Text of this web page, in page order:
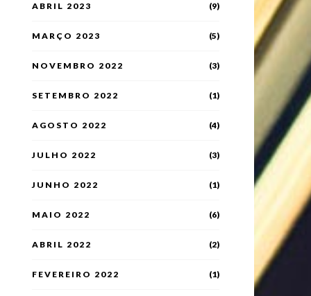
ABRIL 2023 (9)
MARÇO 2023 (5)
NOVEMBRO 2022 (3)
SETEMBRO 2022 (1)
AGOSTO 2022 (4)
JULHO 2022 (3)
JUNHO 2022 (1)
MAIO 2022 (6)
ABRIL 2022 (2)
FEVEREIRO 2022 (1)